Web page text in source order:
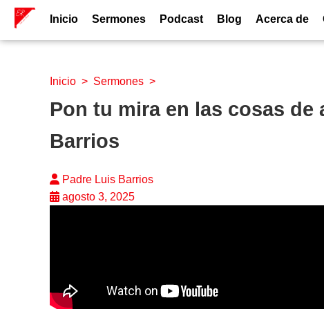
Inicio Sermones Podcast Blog Acerca de
Inicio > Sermones >
Pon tu mira en las cosas de
Barrios
Padre Luis Barrios
agosto 3, 2025